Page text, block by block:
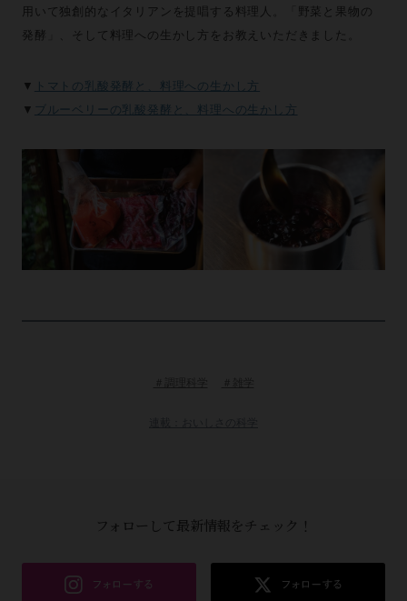
用いて独創的なイタリアンを提唱する料理人。「野菜と果物の
発酵」、そして料理への生かし方をお教えいただきました。
▼
トマトの乳酸発酵と、料理への生かし方
▼ ブルーベリーの乳酸発酵と、料理への生かし方
フォローして最新情報をチェック！